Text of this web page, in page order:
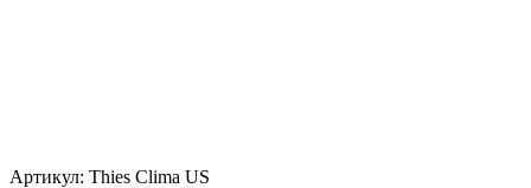
Артикул: Thies Clima US